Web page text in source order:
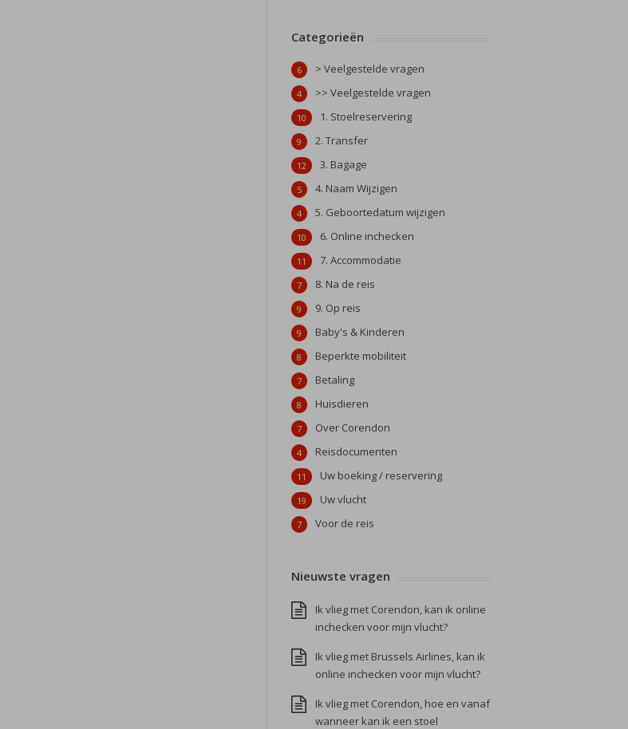
Categorieën
> Veelgestelde vragen
6
>> Veelgestelde vragen
4
1. Stoelreservering
10
2. Transfer
9
3. Bagage
12
4. Naam Wijzigen
5
5. Geboortedatum wijzigen
4
6. Online inchecken
10
7. Accommodatie
11
8. Na de reis
7
9. Op reis
9
Baby's & Kinderen
9
Beperkte mobiliteit
8
Betaling
7
Huisdieren
8
Over Corendon
7
Reisdocumenten
4
Uw boeking / reservering
11
Uw vlucht
19
Voor de reis
7
Nieuwste vragen
Ik vlieg met Corendon, kan ik online
inchecken voor mijn vlucht?
Ik vlieg met Brussels Airlines, kan ik
online inchecken voor mijn vlucht?
Ik vlieg met Corendon, hoe en vanaf
wanneer kan ik een stoel